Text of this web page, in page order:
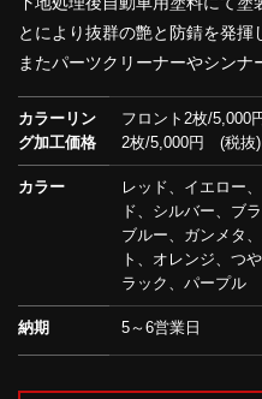
とにより抜群の艶と防錆を発揮
またパーツクリーナーやシンナ
カラーリン
グ加工価格
フロント2枚/5,000
2枚/5,000円 (税抜)
カラー
レッド、イエロー
ド、シルバー、ブラ
ブルー、ガンメタ
ト、オレンジ、つ
ラック、パープル
納期 5～6営業日